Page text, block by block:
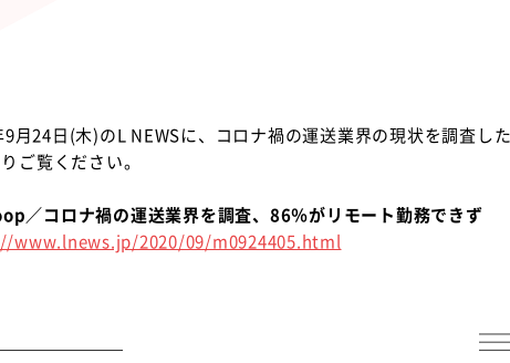
9月24日(木)のL NEWSに、コロナ禍の運送業界の現状を調査し
ご覧ください。
／コロナ禍の運送業界を調査、86％がリモート勤務できず
www.lnews.jp/2020/09/m0924405.html